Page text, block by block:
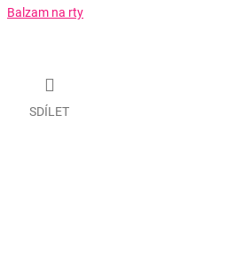
Balzam na rty
SDÍLET